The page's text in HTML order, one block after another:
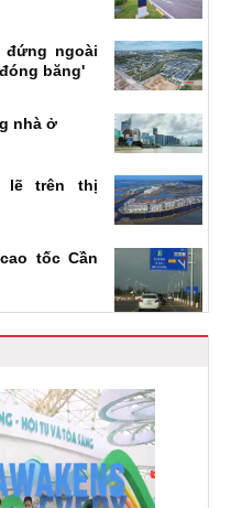
đứng ngoài
băng'
nhà ở
lẽ trên thị
tốc Cần